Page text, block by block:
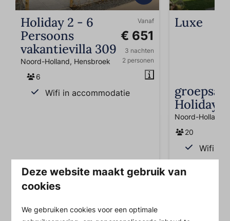
Vanaf
€ 651
3 nachten
2 personen
Holiday 2 - 6
Persoons
vakantievilla 309
Noord-Holland, Hensbroek
6
Wifi in accommodatie
Luxe
Holiday
Noord-Holland,
20
Wifi in
Deze website maakt gebruik van
cookies
We gebruiken cookies voor een optimale